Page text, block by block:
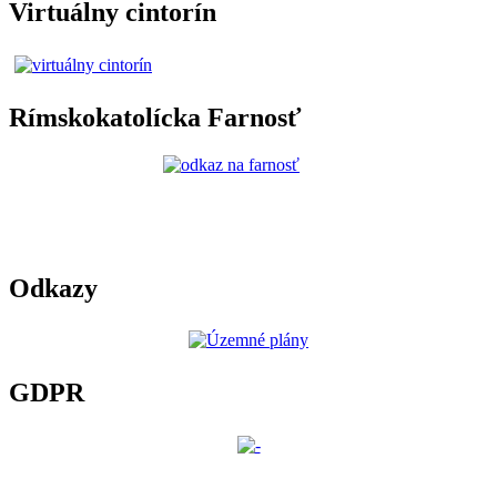
Virtuálny cintorín
Rímskokatolícka Farnosť
Odkazy
GDPR